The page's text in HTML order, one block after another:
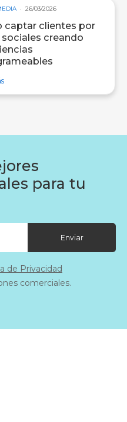
26/03/2026
captar clientes por
sociales creando
sobre entrada Cómo captar
para tu
de Privacidad
comerciales.